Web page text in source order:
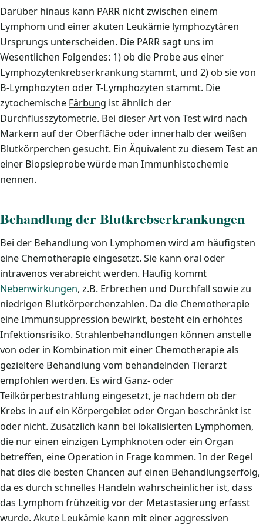
Darüber hinaus kann PARR nicht zwischen einem
Lymphom und einer akuten Leukämie lymphozytären
Ursprungs unterscheiden. Die PARR sagt uns im
Wesentlichen Folgendes: 1) ob die Probe aus einer
Lymphozytenkrebserkrankung stammt, und 2) ob sie von
B-Lymphozyten oder T-Lymphozyten stammt. Die
zytochemische Färbung ist ähnlich der
Durchflusszytometrie. Bei dieser Art von Test wird nach
Markern auf der Oberfläche oder innerhalb der weißen
Blutkörperchen gesucht. Ein Äquivalent zu diesem Test an
einer Biopsieprobe würde man Immunhistochemie
nennen.
Behandlung der Blutkrebserkrankungen
Bei der Behandlung von Lymphomen wird am häufigsten
eine Chemotherapie eingesetzt. Sie kann oral oder
intravenös verabreicht werden. Häufig kommt
Nebenwirkungen, z.B. Erbrechen und Durchfall sowie zu
niedrigen Blutkörperchenzahlen. Da die Chemotherapie
eine Immunsuppression bewirkt, besteht ein erhöhtes
Infektionsrisiko. Strahlenbehandlungen können anstelle
von oder in Kombination mit einer Chemotherapie als
gezieltere Behandlung vom behandelnden Tierarzt
empfohlen werden. Es wird Ganz- oder
Teilkörperbestrahlung eingesetzt, je nachdem ob der
Krebs in auf ein Körpergebiet oder Organ beschränkt ist
oder nicht. Zusätzlich kann bei lokalisierten Lymphomen,
die nur einen einzigen Lymphknoten oder ein Organ
betreffen, eine Operation in Frage kommen. In der Regel
hat dies die besten Chancen auf einen Behandlungserfolg,
da es durch schnelles Handeln wahrscheinlicher ist, dass
das Lymphom frühzeitig vor der Metastasierung erfasst
wurde. Akute Leukämie kann mit einer aggressiven